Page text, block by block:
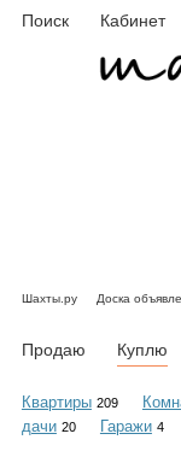
Поиск Кабинет
Шахты.ру Доска
Продаю Куплю
Квартиры 209
дачи 20 Гаражи 4